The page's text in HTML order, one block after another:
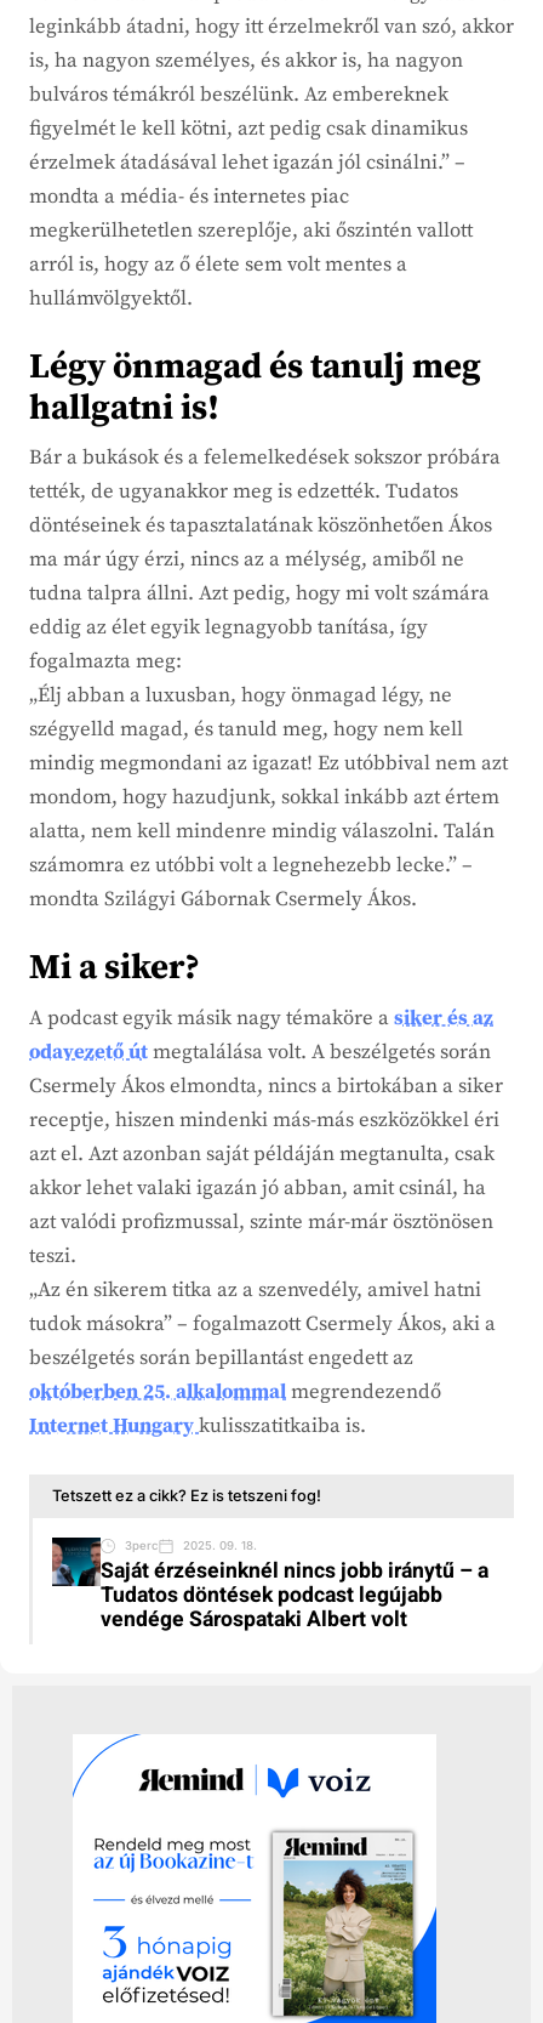
leginkább átadni, hogy itt érzelmekről van szó, akkor
is, ha nagyon személyes, és akkor is, ha nagyon
bulváros témákról beszélünk. Az embereknek
figyelmét le kell kötni, azt pedig csak dinamikus
érzelmek átadásával lehet igazán jól csinálni.” –
mondta a média- és internetes piac
megkerülhetetlen szereplője, aki őszintén vallott
arról is, hogy az ő élete sem volt mentes a
hullámvölgyektől.
Légy önmagad és tanulj meg
hallgatni is!
Bár a bukások és a felemelkedések sokszor próbára
tették, de ugyanakkor meg is edzették. Tudatos
döntéseinek és tapasztalatának köszönhetően Ákos
ma már úgy érzi, nincs az a mélység, amiből ne
tudna talpra állni. Azt pedig, hogy mi volt számára
eddig az élet egyik legnagyobb tanítása, így
fogalmazta meg:
„Élj abban a luxusban, hogy önmagad légy, ne
szégyelld magad, és tanuld meg, hogy nem kell
mindig megmondani az igazat! Ez utóbbival nem azt
mondom, hogy hazudjunk, sokkal inkább azt értem
alatta, nem kell mindenre mindig válaszolni. Talán
számomra ez utóbbi volt a legnehezebb lecke.” –
mondta Szilágyi Gábornak Csermely Ákos.
Mi a siker?
A podcast egyik másik nagy témaköre asiker és az
odavezető útmegtalálása volt. A beszélgetés során
Csermely Ákos elmondta, nincs a birtokában a siker
receptje, hiszen mindenki más-más eszközökkel éri
azt el. Azt azonban saját példáján megtanulta, csak
akkor lehet valaki igazán jó abban, amit csinál, ha
azt valódi profizmussal, szinte már-már ösztönösen
teszi.
„Az én sikerem titka az a szenvedély, amivel hatni
tudok másokra” – fogalmazott Csermely Ákos, aki a
beszélgetés során bepillantást engedett az
októberben 25. alkalommalmegrendezendő
Internet Hungarykulisszatitkaiba is.
Tetszett ez a cikk? Ez is tetszeni fog!
3perc 2025. 09. 18.
Saját érzéseinknél nincs jobb iránytű – a
Tudatos döntések podcast legújabb
vendége Sárospataki Albert volt